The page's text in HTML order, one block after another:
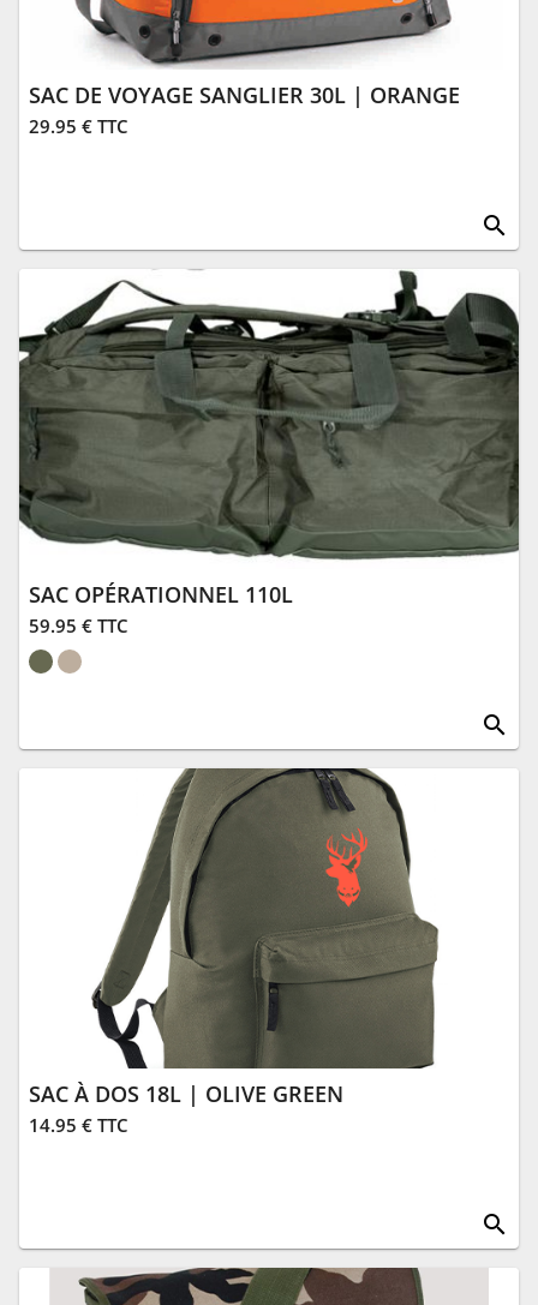
SAC DE VOYAGE SANGLIER 30L | ORANGE
29.95 € TTC
search
SAC OPÉRATIONNEL 110L
59.95 € TTC
search
SAC À DOS 18L | OLIVE GREEN
14.95 € TTC
search